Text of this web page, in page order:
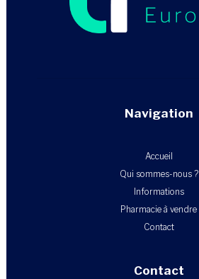
Navigation
Accueil
Qui sommes-nous ?
Informations
Pharmacie à vendre
Contact
Contact